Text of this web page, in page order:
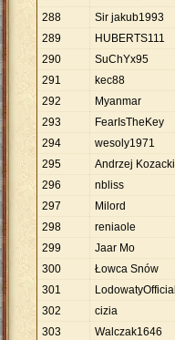
288
Sir jakub1993
289
HUBERTS111
290
SuChYx95
291
kec88
292
Myanmar
293
FearIsTheKey
294
wesoly1971
295
Andrzej Kozacki
296
nbliss
297
Milord
298
reniaole
299
Jaar Mo
300
Łowca Snów
301
LodowatyOfficial
302
cizia
303
Walczak1646